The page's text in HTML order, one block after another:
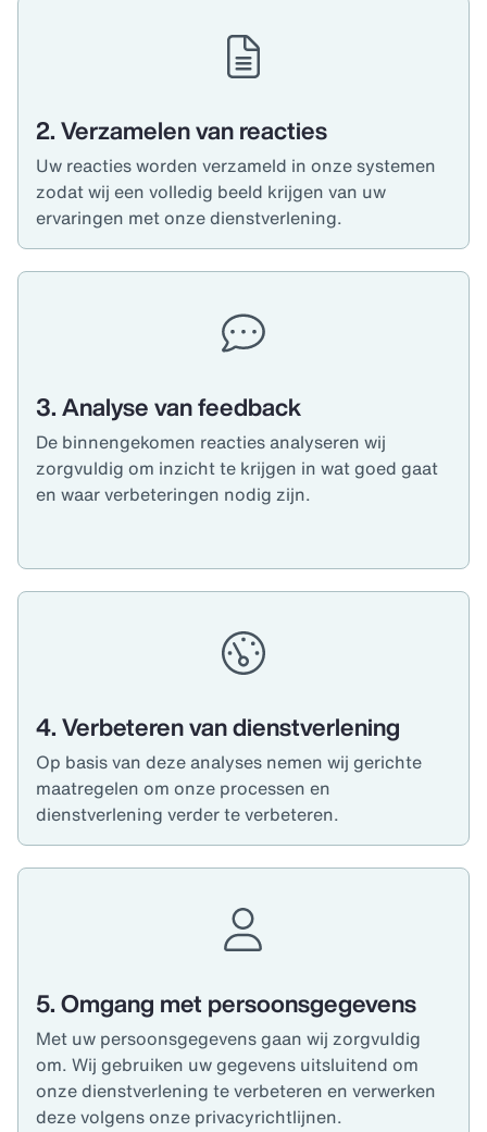
2. Verzamelen van reacties
Uw reacties worden verzameld in onze systemen
zodat wij een volledig beeld krijgen van uw
ervaringen met onze dienstverlening.
3. Analyse van feedback
De binnengekomen reacties analyseren wij
zorgvuldig om inzicht te krijgen in wat goed gaat
en waar verbeteringen nodig zijn.
4. Verbeteren van dienstverlening
Op basis van deze analyses nemen wij gerichte
maatregelen om onze processen en
dienstverlening verder te verbeteren.
5. Omgang met persoonsgegevens
Met uw persoonsgegevens gaan wij zorgvuldig
om. Wij gebruiken uw gegevens uitsluitend om
onze dienstverlening te verbeteren en verwerken
deze volgens onze privacyrichtlijnen.